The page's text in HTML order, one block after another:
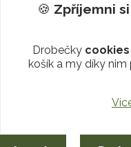
🍪 Zpříjemni
Drobečky cookies
košík a my díky